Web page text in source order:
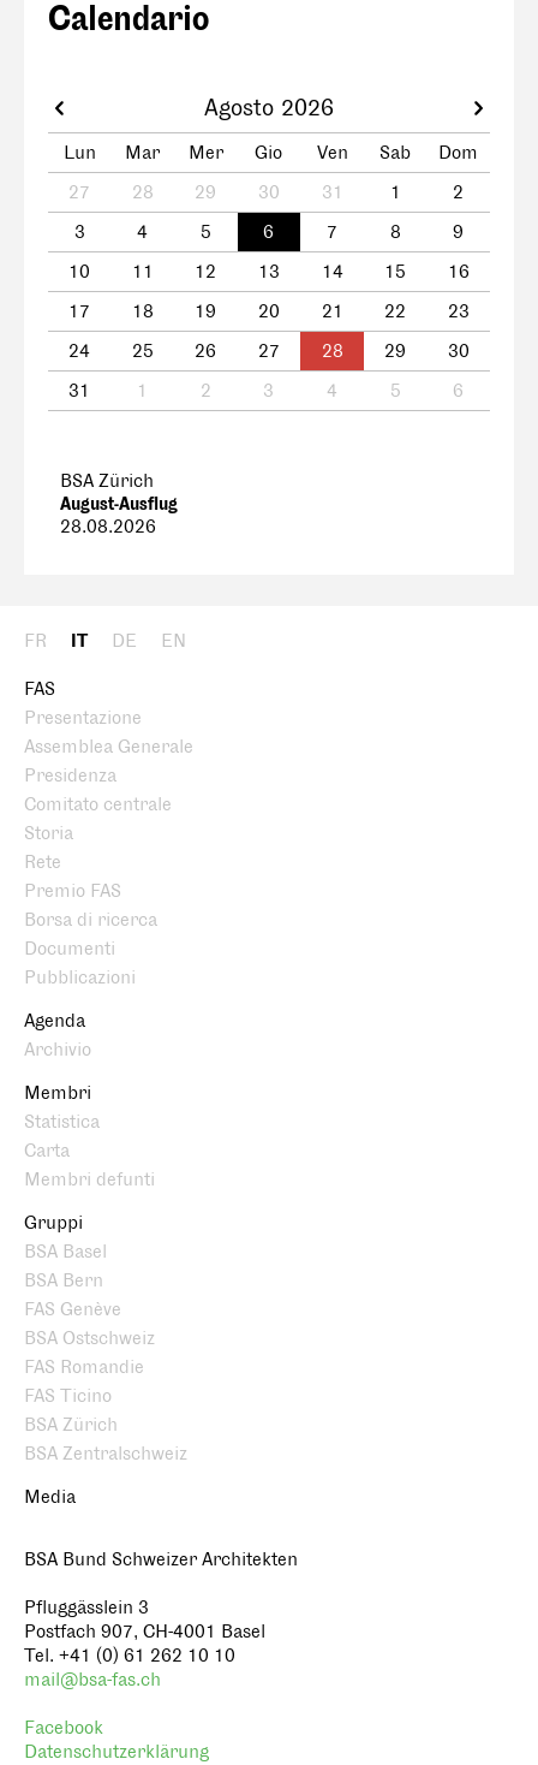
Calendario
Agosto 2026
Lun Mar Mer Gio Ven Sab
Dom
27
28 29 30 31 1
2
3
4 5 6 7 8
9
10
11 12 13 14 15
16
17
18 19 20 21 22
23
24
25 26 27 28 29
30
31
1 2 3 4 5 6
BSA Zürich
August-Ausflug
28.08.2026
FR IT DE EN
FAS
Presentazione
Assemblea Generale
Presidenza
Comitato centrale
Storia
Rete
Premio FAS
Borsa di ricerca
Documenti
Pubblicazioni
Agenda
Archivio
Membri
Statistica
Carta
Membri defunti
Gruppi
BSA Basel
BSA Bern
FAS Genève
BSA Ostschweiz
FAS Romandie
FAS Ticino
BSA Zürich
BSA Zentralschweiz
Media
BSA Bund Schweizer Architekten
Pfluggässlein 3
Postfach 907, CH-4001 Basel
Tel. +41 (0) 61 262 10 10
mail@bsa-fas.ch
Facebook
Datenschutzerklärung